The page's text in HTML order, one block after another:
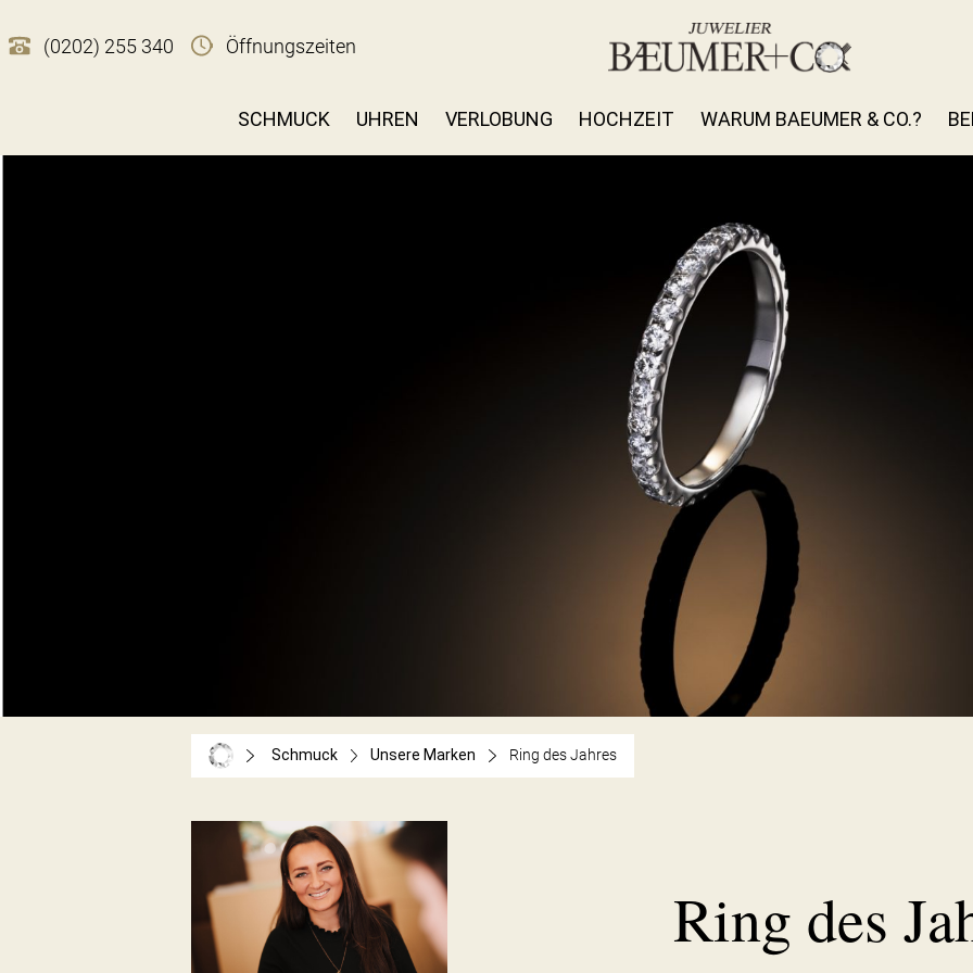
(0202) 255 340 Öffnungszeiten
SCHMUCK UHREN VERLOBUNG HOCHZEIT WARUM BAEUMER & CO.?
Schmuck Unsere Marken Ring des Jahres
Ring des